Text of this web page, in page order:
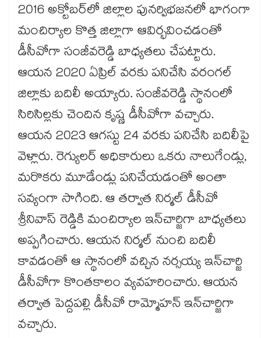
2016 అక్టోబర్​లో జిల్లాల పునర్విభజనలో భాగంగా
మంచిర్యాల కొత్త జిల్లాగా ఆవిర్భవించడంతో
డీసీవోగా సంజీవరెడ్డి బాధ్యతలు చేపట్టారు.
ఆయన 2020 ఏప్రిల్ వరకు పనిచేసి వరంగల్​
జిల్లాకు బదిలీ అయ్యారు. సంజీవరెడ్డి స్థానంలో
సిరిసిల్లకు చెందిన కృష్ణ డీసీవోగా వచ్చారు.
ఆయన 2023 ఆగస్టు 24 వరకు పనిచేసి బదిలీపై
వెళ్లారు. రెగ్యులర్​ అధికారులు ఒకరు నాలుగేండ్లు,
మరొకరు మూడేండ్లు పనిచేయడంతో అంతా
సవ్యంగా సాగింది. ఆ తర్వాత నిర్మల్​ డీసీవో
శ్రీనివాస్​ రెడ్డికి మంచిర్యాల ఇన్​చార్జిగా బాధ్యతలు
అప్పగించారు. ఆయన నిర్మల్​ నుంచి బదిలీ
కావడంతో ఆ స్థానంలో వచ్చిన నర్సయ్య ఇన్​చార్జి
డీసీవోగా కొంతకాలం వ్యవహరించారు. ఆయన
తర్వాత పెద్దపల్లి డీసీవో రామ్మోహన్ ​ఇన్​చార్జిగా
వచ్చారు.